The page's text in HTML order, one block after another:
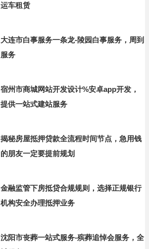
运车租赁
大连市白事服务一条龙-陵园白事服务，周到
服务
宿州市商城网站开发设计%安卓app开发，
提供一站式建站服务
揭秘房屋抵押贷款全流程时间节点，急用钱
的朋友一定要提前规划
金融监管下房抵贷合规规则，选择正规银行
机构安全办理抵押业务
沈阳市丧葬一站式服务-殡葬追悼会服务，全